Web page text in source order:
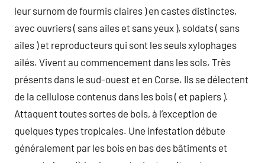
leur surnom de fourmis claires ) en castes distinctes,
avec ouvriers ( sans ailes et sans yeux ), soldats ( sans
ailes ) et reproducteurs qui sont les seuls xylophages
ailés. Vivent au commencement dans les sols. Très
présents dans le sud-ouest et en Corse. Ils se délectent
de la cellulose contenus dans les bois ( et papiers ).
Attaquent toutes sortes de bois, à l’exception de
quelques types tropicales. Une infestation débute
généralement par les bois en bas des bâtiments et